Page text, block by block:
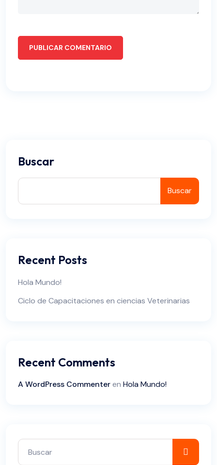
PUBLICAR COMENTARIO
Buscar
Buscar
Recent Posts
Hola Mundo!
Ciclo de Capacitaciones en ciencias Veterinarias
Recent Comments
A WordPress Commenteren Hola Mundo!